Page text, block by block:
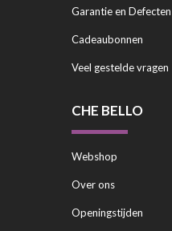
Garantie en Defecten
Cadeaubonnen
Veel gestelde vragen
CHE BELLO
Webshop
Over ons
Openingstijden